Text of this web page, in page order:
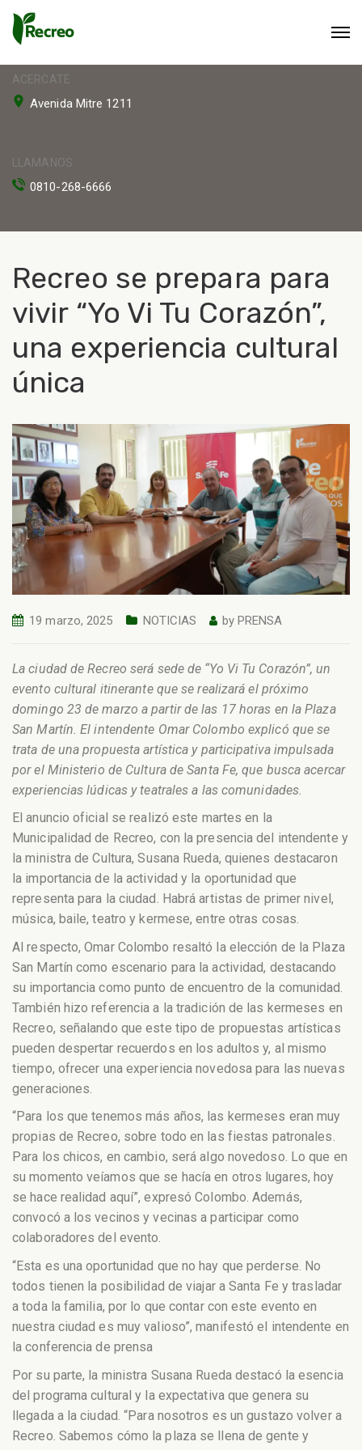
ACERCATE
Avenida Mitre 1211
LLAMANOS
0810-268-6666
Recreo se prepara para
vivir “Yo Vi Tu Corazón”,
una experiencia cultural
única
19 marzo, 2025 NOTICIAS by PRENSA
La ciudad de Recreo será sede de “Yo Vi Tu Corazón”, un
evento cultural itinerante que se realizará el próximo
domingo 23 de marzo a partir de las 17 horas en la Plaza
San Martín. El intendente Omar Colombo explicó que se
trata de una propuesta artística y participativa impulsada
por el Ministerio de Cultura de Santa Fe, que busca acercar
experiencias lúdicas y teatrales a las comunidades.
El anuncio oficial se realizó este martes en la
Municipalidad de Recreo, con la presencia del intendente y
la ministra de Cultura, Susana Rueda, quienes destacaron
la importancia de la actividad y la oportunidad que
representa para la ciudad. Habrá artistas de primer nivel,
música, baile, teatro y kermese, entre otras cosas.
Al respecto, Omar Colombo resaltó la elección de la Plaza
San Martín como escenario para la actividad, destacando
su importancia como punto de encuentro de la comunidad.
También hizo referencia a la tradición de las kermeses en
Recreo, señalando que este tipo de propuestas artísticas
pueden despertar recuerdos en los adultos y, al mismo
tiempo, ofrecer una experiencia novedosa para las nuevas
generaciones.
“Para los que tenemos más años, las kermeses eran muy
propias de Recreo, sobre todo en las fiestas patronales.
Para los chicos, en cambio, será algo novedoso. Lo que en
su momento veíamos que se hacía en otros lugares, hoy
se hace realidad aquí”, expresó Colombo. Además,
convocó a los vecinos y vecinas a participar como
colaboradores del evento.
“Esta es una oportunidad que no hay que perderse. No
todos tienen la posibilidad de viajar a Santa Fe y trasladar
a toda la familia, por lo que contar con este evento en
nuestra ciudad es muy valioso”, manifestó el intendente en
la conferencia de prensa
Por su parte, la ministra Susana Rueda destacó la esencia
del programa cultural y la expectativa que genera su
llegada a la ciudad. “Para nosotros es un gustazo volver a
Recreo. Sabemos cómo la plaza se llena de gente y